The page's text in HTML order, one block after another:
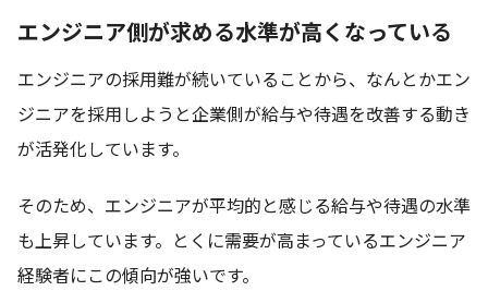
エンジニア側が求める水準が高くなっている
エンジニアの採用難が続いていることから、なんとかエン
ジニアを採用しようと企業側が給与や待遇を改善する動き
が活発化しています。
そのため、エンジニアが平均的と感じる給与や待遇の水準
も上昇しています。とくに需要が高まっているエンジニア
経験者にこの傾向が強いです。